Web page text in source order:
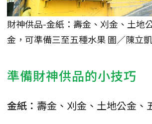
財神供品-金紙：壽金、刈金、土地
金，可準備三至五種水果 圖／陳立
準備財神供品的小技巧
金紙： 壽金、刈金、土地公金、